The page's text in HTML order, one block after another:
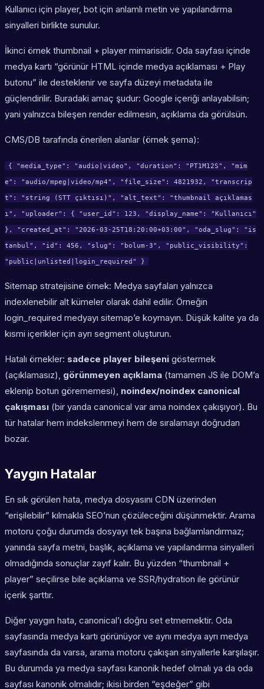
Kullanıcı için player, bot için anlamlı metin ve yapılandırma
sinyalleri birlikte sunulur.
İkinci örnek thumbnail + player mimarisidir. Oda sayfası içinde
medya kartı “görünür HTML içinde medya açıklaması + Play
butonu” ile desteklenir ve sayfa düzeyi metadata ile
güçlendirilir. Buradaki amaç şudur: Google içeriği anlayabilsin;
yani yalnızca bileşen render edilmesin, açıklama da görülsün.
CMS/DB tarafında önerilen alanlar (örnek şema):
{ "media_type": "audio|video", "duration": "PT1M12S", "mim
e": "audio/mpeg|video/mp4", "file_size": 4821932, "transcrip
t": "string (STT çıktısı)", "alt_text": "thumbnail açıklamas
ı", "uploader": { "user_id": 123, "display_name": "Kullanıcı"
}, "created_at": "2026-03-25T18:20:00+03:00", "oda_slug": "is
tanbul", "id": 456, "slug": "bolum-3", "public_visibility":
"public|unlisted|login_required" }
Sitemap stratejisine örnek: Medya sayfaları yalnızca
indexlenebilir alt kümeler olarak dahil edilir. Örneğin
login_required medyayı sitemap’e koymayın. Düşük kalite ya da
kısmi içerikler için ayrı segment oluşturun.
Hatalı örnekler: sadece player bileşeni göstermek
(açıklamasız), görünmeyen açıklama (tamamen JS ile DOM’a
eklenip botun görememesi), noindex/noindex canonical
çakışması (bir yanda canonical var ama noindex çakışıyor). Bu
tür hatalar hem indekslenmeyi hem de sıralamayı doğrudan
bozar.
Yaygın Hatalar
En sık görülen hata, medya dosyasını CDN üzerinden
“erişilebilir” kılmakla SEO’nun çözüleceğini düşünmektir. Arama
motoru çoğu durumda dosyayı tek başına bağlamlandırmaz;
yanında sayfa metni, başlık, açıklama ve yapılandırma sinyalleri
olmadığında sonuçlar zayıf kalır. Bu yüzden “thumbnail +
player” seçilirse bile açıklama ve SSR/hydration ile görünür
içerik şarttır.
Diğer yaygın hata, canonical’ı doğru set etmemektir. Oda
sayfasında medya kartı görünüyor ve aynı medya ayrı medya
sayfasında da varsa, arama motoru çakışan sinyallerle karşılaşır.
Bu durumda ya medya sayfası kanonik hedef olmalı ya da oda
sayfası kanonik olmalıdır; ikisi birden “eşdeğer” gibi